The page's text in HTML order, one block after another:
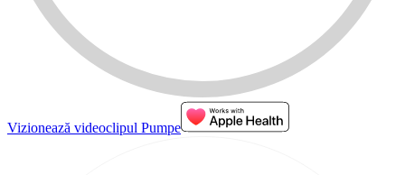
Vizionează videoclipul Pumpe